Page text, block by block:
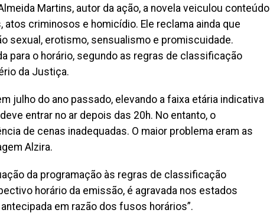
Martins, autor da ação, a novela veiculou conteúdo
criminosos e homicídio. Ele reclama ainda que
sexual, erotismo, sensualismo e promiscuidade.
para o horário, segundo as regras de classificação
da Justiça.
julho do ano passado, elevando a faixa etária indicativa
entrar no ar depois das 20h. No entanto, o
de cenas inadequadas. O maior problema eram as
Alzira.
da programação às regras de classificação
horário da emissão, é agravada nos estados
em razão dos fusos horários”.